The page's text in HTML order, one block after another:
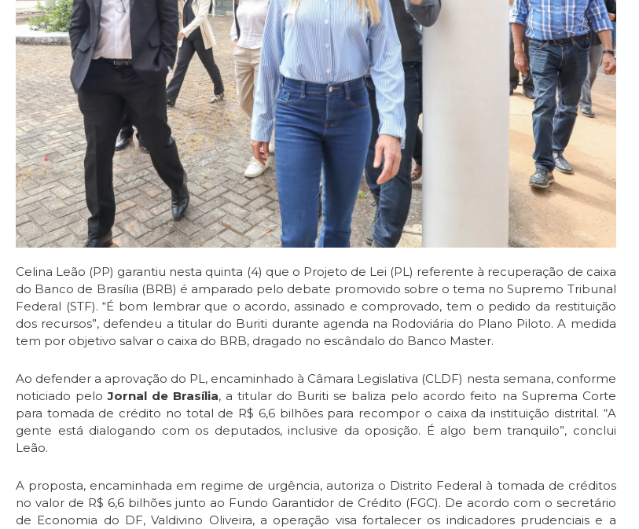
Celina Leão (PP) garantiu nesta quinta (4) que o Projeto de Lei (PL) referente à recuperação de caixa
do Banco de Brasília (BRB) é amparado pelo debate promovido sobre o tema no Supremo Tribunal
Federal (STF). “É bom lembrar que o acordo, assinado e comprovado, tem o pedido da restituição
dos recursos”, defendeu a titular do Buriti durante agenda na Rodoviária do Plano Piloto. A medida
tem por objetivo salvar o caixa do BRB, dragado no escândalo do Banco Master.
Ao defender a aprovação do PL, encaminhado à Câmara Legislativa (CLDF) nesta semana, conforme
noticiado peloJornal de Brasília, a titular do Buriti se baliza pelo acordo feito na Suprema Corte
para tomada de crédito no total de R$ 6,6 bilhões para recompor o caixa da instituição distrital. “A
gente está dialogando com os deputados, inclusive da oposição. É algo bem tranquilo”, conclui
Leão.
A proposta, encaminhada em regime de urgência, autoriza o Distrito Federal à tomada de créditos
no valor de R$ 6,6 bilhões junto ao Fundo Garantidor de Crédito (FGC). De acordo com o secretário
de Economia do DF, Valdivino Oliveira, a operação visa fortalecer os indicadores prudenciais e a